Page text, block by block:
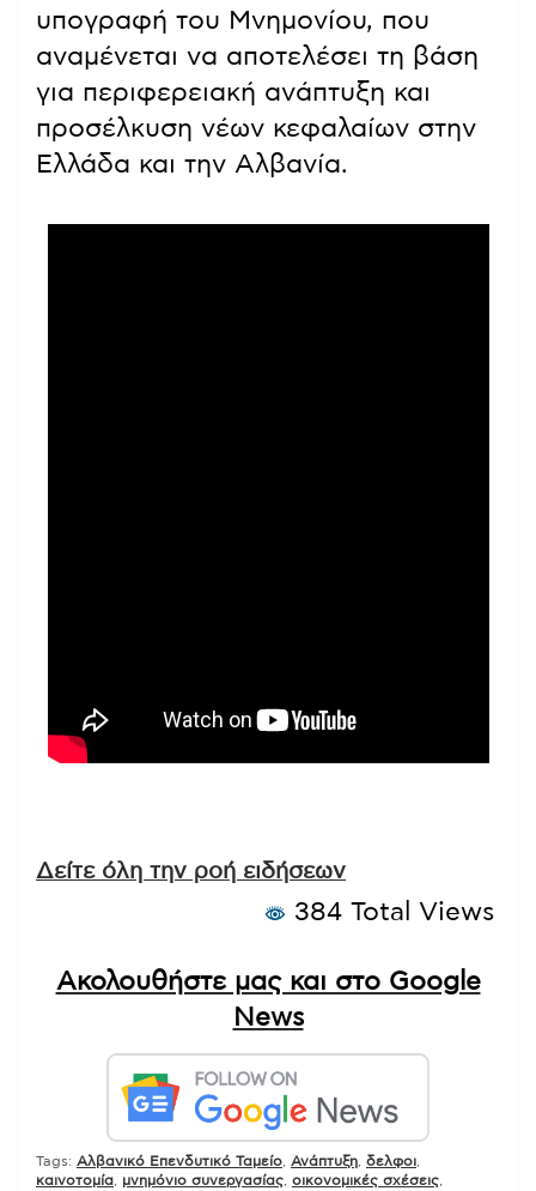
υπογραφή του Μνημονίου, που
αναμένεται να αποτελέσει τη βάση
για περιφερειακή ανάπτυξη και
προσέλκυση νέων κεφαλαίων στην
Ελλάδα και την Αλβανία.
Δείτε όλη την ροή ειδήσεων
384 Total Views
Ακολουθήστε μας και στο Google
News
Tags: Αλβανικό Επενδυτικό Ταμείο Ανάπτυξη δελφοι
καινοτομία
μνημόνιο συνεργασίας οικονομικές σχέσεις